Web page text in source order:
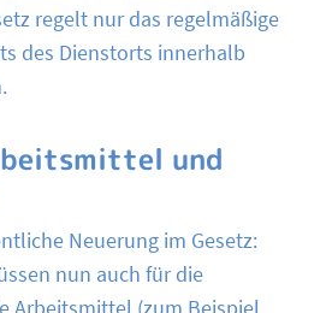
regelt nur das regelmäßige
des Dienstorts innerhalb
und
Neuerung im Gesetz:
nun auch für die